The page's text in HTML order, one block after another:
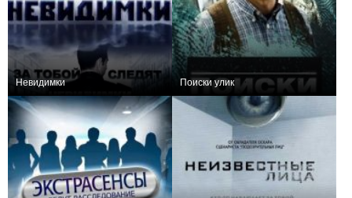
Невидимки Поиски улик